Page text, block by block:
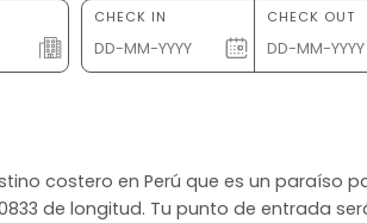
CHECK IN CHECK OUT
costero en Perú que es un paraíso
de longitud. Tu punto de entrada